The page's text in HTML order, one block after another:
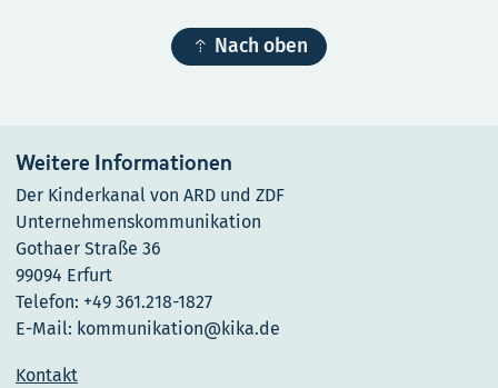
 Nach oben
Weitere Informationen
Der Kinderkanal von ARD und ZDF
Unternehmenskommunikation
Gothaer Straße 36
99094 Erfurt
Telefon: +49 361.218-1827
E-Mail: kommunikation@kika.de
Kontakt